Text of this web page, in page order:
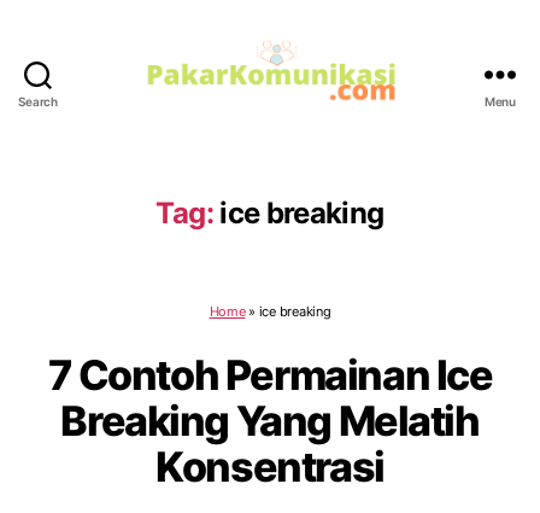
Search Menu
Tag: ice breaking
Home» ice breaking
7 Contoh Permainan Ice
Breaking Yang Melatih
Konsentrasi